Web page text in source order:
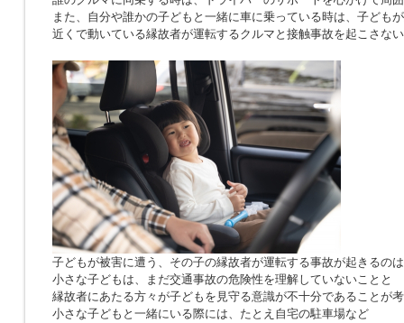
また、自分や誰かの子どもと一緒に車に乗っている時は、子ども
近くで動いている縁故者が運転するクルマと接触事故を起こさな
子どもが被害に遭う、その子の縁故者が運転する事故が起きるの
小さな子どもは、まだ交通事故の危険性を理解していないことと
縁故者にあたる方々が子どもを見守る意識が不十分であることが
小さな子どもと一緒にいる際には、たとえ自宅の駐車場など